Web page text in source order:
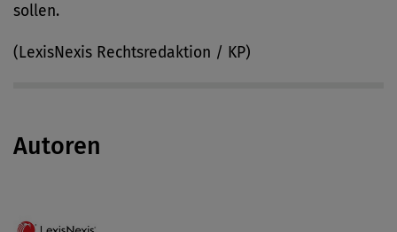
sollen.
(LexisNexis Rechtsredaktion / KP)
Autoren